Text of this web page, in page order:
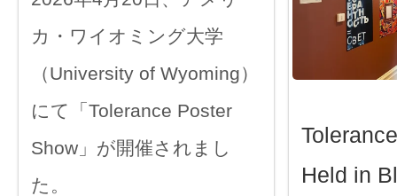
カ・ワイオミング大学
（University of Wyoming）
にて「Tolerance Poster
Show」が開催されまし
た。
Held in